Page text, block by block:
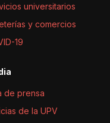
universitarios
y comercios
19
de prensa
de la UPV